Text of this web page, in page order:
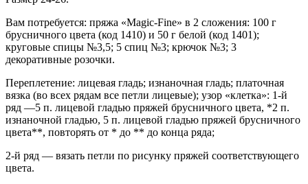
Вам потребуется: пряжа «Magic-Fine» в 2 сложения: 100 г
брусничного цвета (код 1410) и 50 г белой (код 1401);
круговые спицы №3,5; 5 спиц №3; крючок №3; 3
декоративные розочки.
Переплетение: лицевая гладь; изнаночная гладь; платочная
вязка (во вcех рядам все петли лицевые); узор «клетка»: 1-й
ряд —5 п. лицевой гладью пряжей брусничного цвета, *2 п.
изнаночной гладью, 5 п. лицевой гладью пряжей брусничного
цвета**, повторять от * до ** до конца ряда;
2-й ряд — вязать петли по рисунку пряжей соответствующего
цвета.